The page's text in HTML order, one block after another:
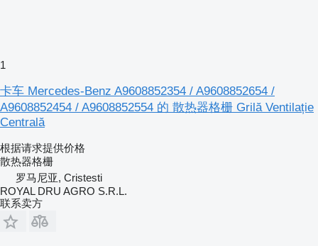
1
卡车 Mercedes-Benz A9608852354 / A9608852654 /
A9608852454 / A9608852554 的 散热器格栅 Grilă Ventilație
Centrală
根据请求提供价格
散热器格栅
罗马尼亚, Cristesti
ROYAL DRU AGRO S.R.L.
联系卖方